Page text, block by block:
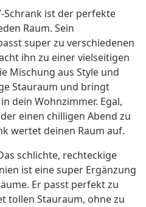
Schrank ist der perfekte
Raum. Sein
super zu verschiedenen
ihn zu einer vielseitigen
Mischung aus Style und
Stauraum und bringt
dein Wohnzimmer. Egal,
einen chilligen Abend zu
wertet deinen Raum auf.
schlichte, rechteckige
ist eine super Ergänzung
Er passt perfekt zu
tollen Stauraum, ohne zu